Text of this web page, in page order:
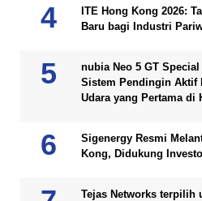
ITE Hong Kong 2026:
Baru bagi Industri
nubia Neo 5 GT
Sistem Pendingin Aktif
Udara yang Pertama di
Sigenergy Resmi
Kong, Didukung
Tejas Networks terpilih